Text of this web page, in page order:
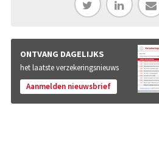
ONTVANG DAGELIJKS
het laatste verzekeringsnieuws
Aanmelden nieuwsbrief